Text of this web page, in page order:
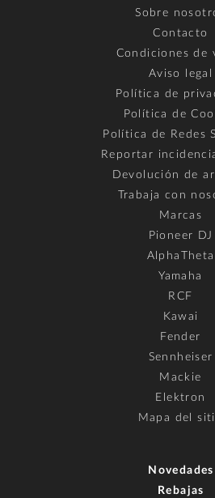
Sobre
Contacto
Condiciones de
Aviso legal
Política de
Política de
Política de Redes
Reportar
Devolución de
Trabaja con
Marcas
Pioneer DJ
AlphaTheta
Yamaha
RCF
Kawai
Fender
Sennheiser
Mackie
Elektron
Mapa del
Novedades
Rebajas